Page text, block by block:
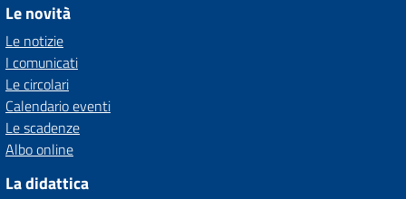
Le novità
Le notizie
I comunicati
Le circolari
Calendario eventi
Le scadenze
Albo online
La didattica